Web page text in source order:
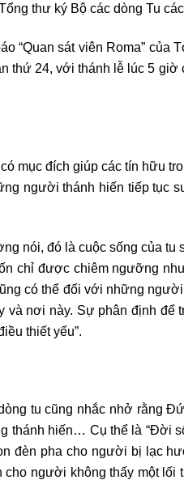
thư ký Bộ các dòng Tu
“Quan sát viên Roma” của
thứ 24, với thánh lễ lúc 5
mục đích giúp các tín hữu
người thánh hiến tiếp tục
nói, đó là cuộc sống của tu
chỉ được chiêm ngưỡng
có thể đối với những
nơi này. Sự phân định để
thiết yếu”.
tu cũng nhắc nhở rằng
thánh hiến… Cụ thể là “Đời
đèn pha cho người bị lạc
người không thấy một lối